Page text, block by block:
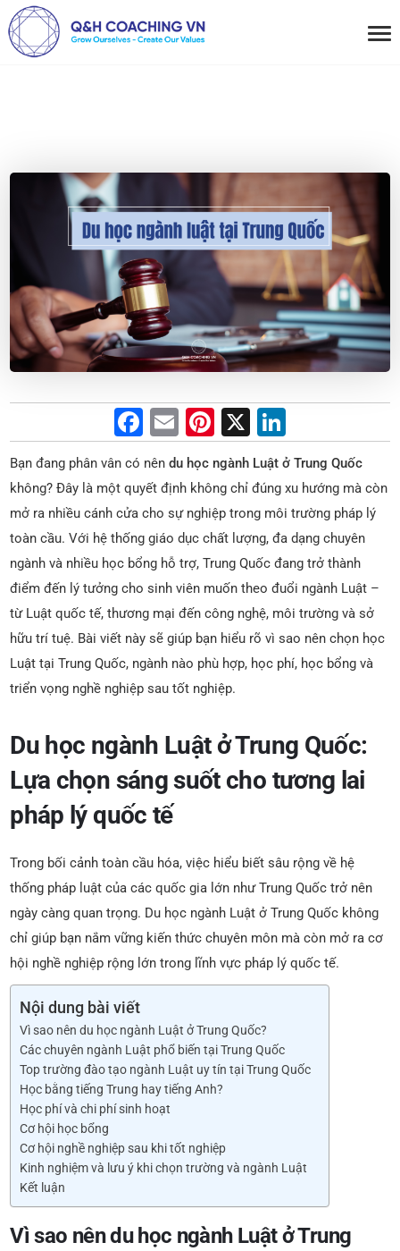
F
a
c
e
b
o
o
k
E
m
ai
l
Pi
nt
er
e
st
X
n
k
e
dI
n
Bạn đang phân vân có nêndu học ngành Luật ở Trung Quốc
không? Đây là một quyết định không chỉ đúng xu hướng mà còn
mở ra nhiều cánh cửa cho sự nghiệp trong môi trường pháp lý
toàn cầu. Với hệ thống giáo dục chất lượng, đa dạng chuyên
ngành và nhiều học bổng hỗ trợ, Trung Quốc đang trở thành
điểm đến lý tưởng cho sinh viên muốn theo đuổi ngành Luật –
từ Luật quốc tế, thương mại đến công nghệ, môi trường và sở
hữu trí tuệ. Bài viết này sẽ giúp bạn hiểu rõ vì sao nên chọn học
Luật tại Trung Quốc, ngành nào phù hợp, học phí, học bổng và
triển vọng nghề nghiệp sau tốt nghiệp.
Du học ngành Luật ở Trung Quốc:
Lựa chọn sáng suốt cho tương lai
pháp lý quốc tế
Trong bối cảnh toàn cầu hóa, việc hiểu biết sâu rộng về hệ
thống pháp luật của các quốc gia lớn như Trung Quốc trở nên
ngày càng quan trọng. Du học ngành Luật ở Trung Quốc không
chỉ giúp bạn nắm vững kiến thức chuyên môn mà còn mở ra cơ
hội nghề nghiệp rộng lớn trong lĩnh vực pháp lý quốc tế.
Nội dung bài viết
Vì sao nên du học ngành Luật ở Trung Quốc?
Các chuyên ngành Luật phổ biến tại Trung Quốc
Top trường đào tạo ngành Luật uy tín tại Trung Quốc
Học bằng tiếng Trung hay tiếng Anh?
Học phí và chi phí sinh hoạt
Cơ hội học bổng
Cơ hội nghề nghiệp sau khi tốt nghiệp
Kinh nghiệm và lưu ý khi chọn trường và ngành Luật
Kết luận
Vì sao nên du học ngành Luật ở Trung